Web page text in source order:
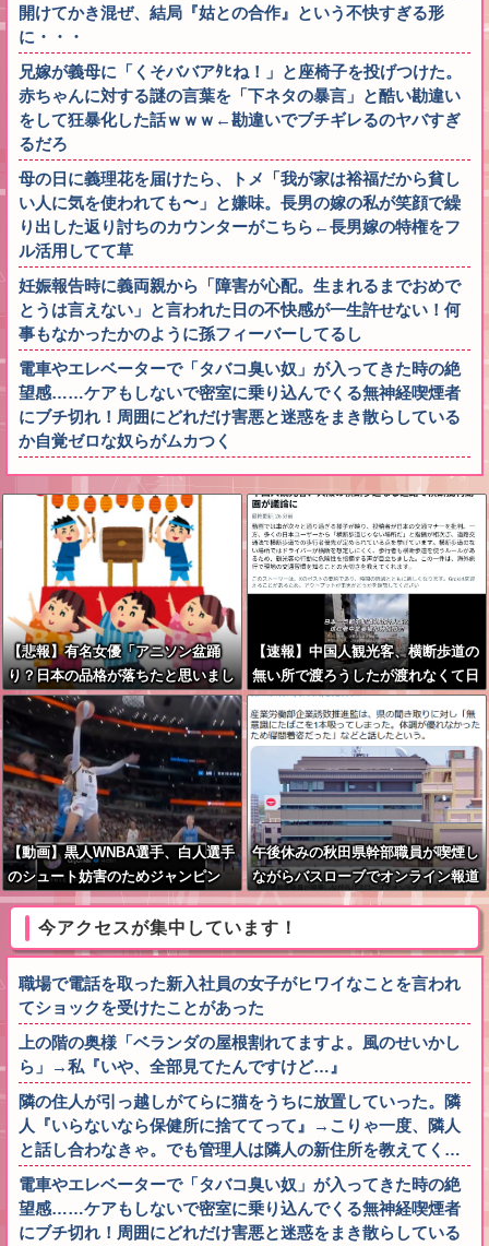
開けてかき混ぜ、結局『姑との合作』という不快すぎる形
に・・・
兄嫁が義母に「くそババアﾀﾋね！」と座椅子を投げつけた。
赤ちゃんに対する謎の言葉を「下ネタの暴言」と酷い勘違い
をして狂暴化した話ｗｗｗ←勘違いでブチギレるのヤバすぎ
るだろ
母の日に義理花を届けたら、トメ「我が家は裕福だから貧し
い人に気を使われても〜」と嫌味。長男の嫁の私が笑顔で繰
り出した返り討ちのカウンターがこちら←長男嫁の特権をフ
ル活用してて草
妊娠報告時に義両親から「障害が心配。生まれるまでおめで
とうは言えない」と言われた日の不快感が一生許せない！何
事もなかったかのように孫フィーバーしてるし
電車やエレベーターで「タバコ臭い奴」が入ってきた時の絶
望感……ケアもしないで密室に乗り込んでくる無神経喫煙者
にブチ切れ！周囲にどれだけ害悪と迷惑をまき散らしている
か自覚ゼロな奴らがムカつく
【悲報】有名女優「アニソン盆踊
り？日本の品格が落ちたと思いまし
た」
【速報】中国人観光客、横断歩道の
無い所で渡ろうしたが渡れなくて日
本批判
【動画】黒人WNBA選手、白人選手
のシュート妨害のためジャンピン
グ・ネックブリーカー・ドロップし
て退場処分→ロッカールームから
「白人特権」と投稿して人種差別問
題にすり替える
午後休みの秋田県幹部職員が喫煙し
ながらバスローブでオンライン報道
対応 「自宅」との説明に疑義 背
景がラブホテルの客室ような壁紙
今アクセスが集中しています！
職場で電話を取った新入社員の女子がヒワイなことを言われ
てショックを受けたことがあった
上の階の奥様「ベランダの屋根割れてますよ。風のせいかし
ら」→私『いや、全部見てたんですけど…』
隣の住人が引っ越しがてらに猫をうちに放置していった。隣
人『いらないなら保健所に捨ててって』→こりゃ一度、隣人
と話し合わなきゃ。でも管理人は隣人の新住所を教えてく…
電車やエレベーターで「タバコ臭い奴」が入ってきた時の絶
望感……ケアもしないで密室に乗り込んでくる無神経喫煙者
にブチ切れ！周囲にどれだけ害悪と迷惑をまき散らしている